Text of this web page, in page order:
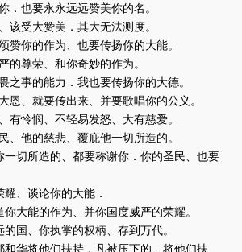
．也要永永远远赞美你的名。
该受大赞美．其大无法测度。
赞你的作为、也要传扬你的大能。
的尊荣、和你奇妙的作为。
之事的能力．我也要传扬你的大德。
恩、就要传出来、并要歌唱你的公义。
有怜悯、不轻易发怒、大有慈爱。
、他的慈悲、覆庇他一切所造的。
一切所造的、都要称谢你．你的圣民、也要
、谈论你的大能．
大能的作为、并你国度威严的荣耀。
国、你执掌的权柄、存到万代。
和华将他们扶持．凡被压下的、将他们扶